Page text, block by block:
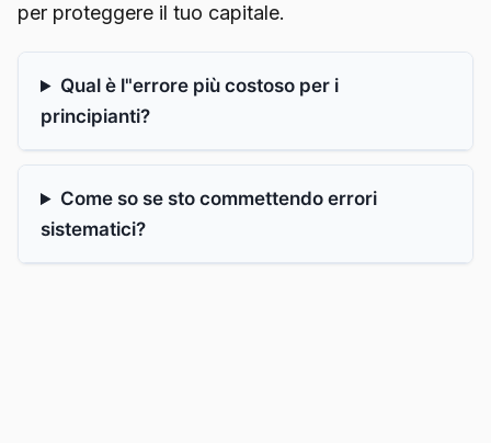
per proteggere il tuo capitale.
Qual è l"errore più costoso per i
principianti?
Come so se sto commettendo errori
sistematici?